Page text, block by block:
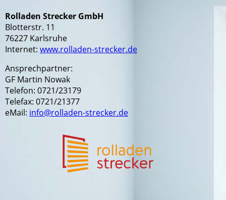
Rolladen Strecker GmbH
Blotterstr. 11
76227 Karlsruhe
Internet: www.rolladen-strecker.de
Ansprechpartner:
GF Martin Nowak
Telefon: 0721/23179
Telefax: 0721/21377
eMail: info@rolladen-strecker.de